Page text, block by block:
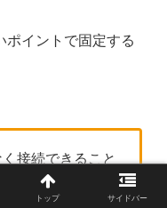
ポイントで固定する
接続できること
トップ サイドバー